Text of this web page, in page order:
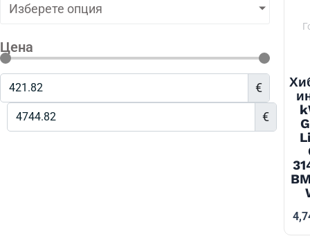
Изберете опция
Цена
€
€